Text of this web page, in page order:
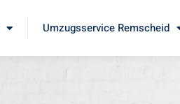
Umzugsservice Remscheid